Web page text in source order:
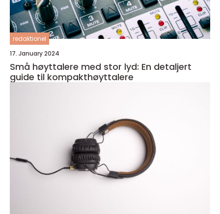
redaktionel
17. January 2024
Små høyttalere med stor lyd: En detaljert
guide til kompakthøyttalere